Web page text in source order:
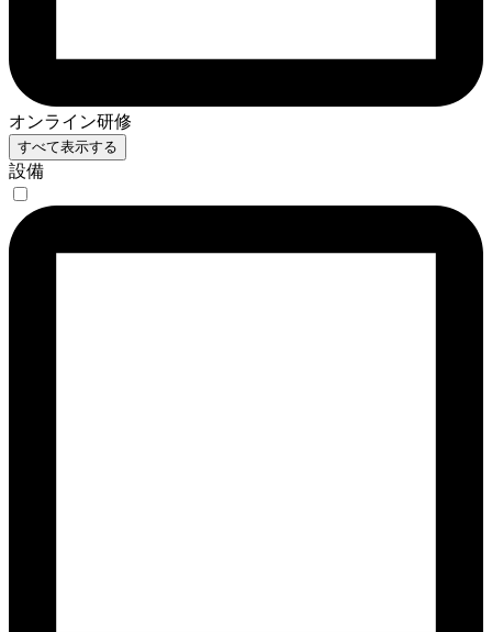
オンライン研修
すべて表示する
設備